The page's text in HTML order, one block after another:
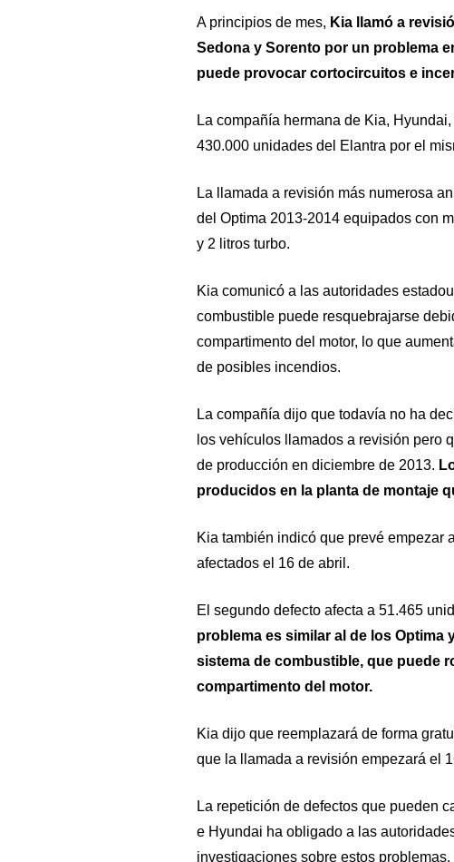
A principios de mes, Kia llamó a
Sedona y Sorento por un problema
puede provocar cortocircuitos e
La compañía hermana de Kia,
430.000 unidades del Elantra por el
La llamada a revisión más numerosa
del Optima 2013-2014 equipados con
y 2 litros turbo.
Kia comunicó a las autoridades
combustible puede resquebrajarse
compartimento del motor, lo que
de posibles incendios.
La compañía dijo que todavía no ha
los vehículos llamados a revisión pero
de producción en diciembre de 2013.
producidos en la planta de montaje
Kia también indicó que prevé empezar
afectados el 16 de abril.
El segundo defecto afecta a 51.465
problema es similar al de los Optima
sistema de combustible, que puede
compartimento del motor.
Kia dijo que reemplazará de forma
que la llamada a revisión empezará el
La repetición de defectos que pueden
e Hyundai ha obligado a las
investigaciones sobre estos problemas.